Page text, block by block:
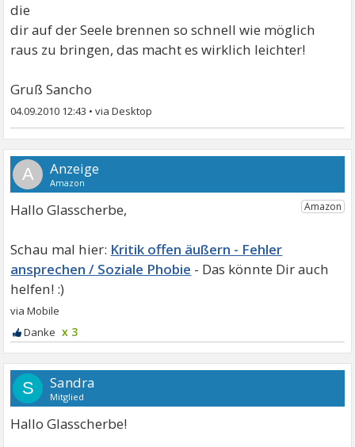
die
dir auf der Seele brennen so schnell wie möglich
raus zu bringen, das macht es wirklich leichter!
Gruß Sancho
04.09.2010 12:43 •
A
Hallo Glasscherbe,
Kritik offen äußern - Fehler
ansprechen / Soziale Phobie
x 3
S Sandra
Mitglied
Hallo Glasscherbe!